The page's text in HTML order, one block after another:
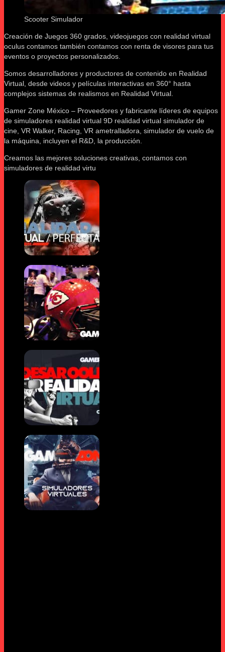
Scooter Simulador
Creación de Juegos 360 grados, videojuegos con realidad virtual
oculus contamos también contamos con renta de visores para tus
eventos o proyectos personalizados.
Somos desarrolladores y productores de contenido en Realidad
Virtual, desde videos y películas interactivas en 360° hasta
complejos sistemas de realismos en Realidad Virtual.
Gamer Zone México – Proveedores y fabricante líderes de equipos
de simuladores realidad virtual 9D realidad virtual simulador de
cine, VR Walker, Racing, VR ametralladora, simulador de vuelo de
la máquina, incluyen el R&D, la producción.
Creamos las mejores soluciones creativas, contamos con
simuladores de realidad virtu